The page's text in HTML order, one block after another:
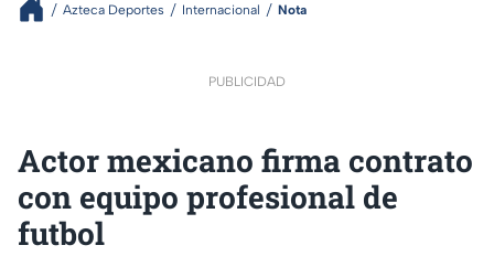
Azteca Deportes Internacional Nota
PUBLICIDAD
Actor mexicano firma contrato
con equipo profesional de
futbol